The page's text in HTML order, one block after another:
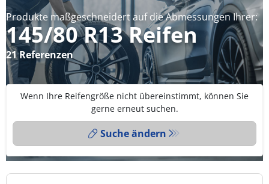
Produkte maßgeschneidert auf die Abmessungen Ihrer:
145/80 R13 Reifen
21 Referenzen
Wenn Ihre Reifengröße nicht übereinstimmt, können Sie
gerne erneut suchen.
Suche ändern